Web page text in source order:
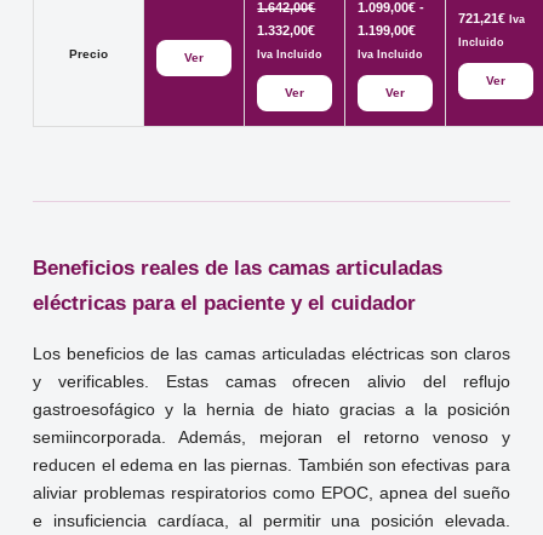
Precio Ver
1.642,00€El
precio
original
era:
1.332,00€El
precio
actual
Iva Incluido
Ver
1.099,00€ -
1.199,00€Rango
de
precios:
Iva Incluido
Ver
721,21€ Iva
Incluido
Ver
Beneficios reales de las camas articuladas
eléctricas para el paciente y el cuidador
Los beneficios de las camas articuladas eléctricas son claros
y verificables. Estas camas ofrecen alivio del reflujo
gastroesofágico y la hernia de hiato gracias a la posición
semiincorporada. Además, mejoran el retorno venoso y
reducen el edema en las piernas. También son efectivas para
aliviar problemas respiratorios como EPOC, apnea del sueño
e insuficiencia cardíaca, al permitir una posición elevada.